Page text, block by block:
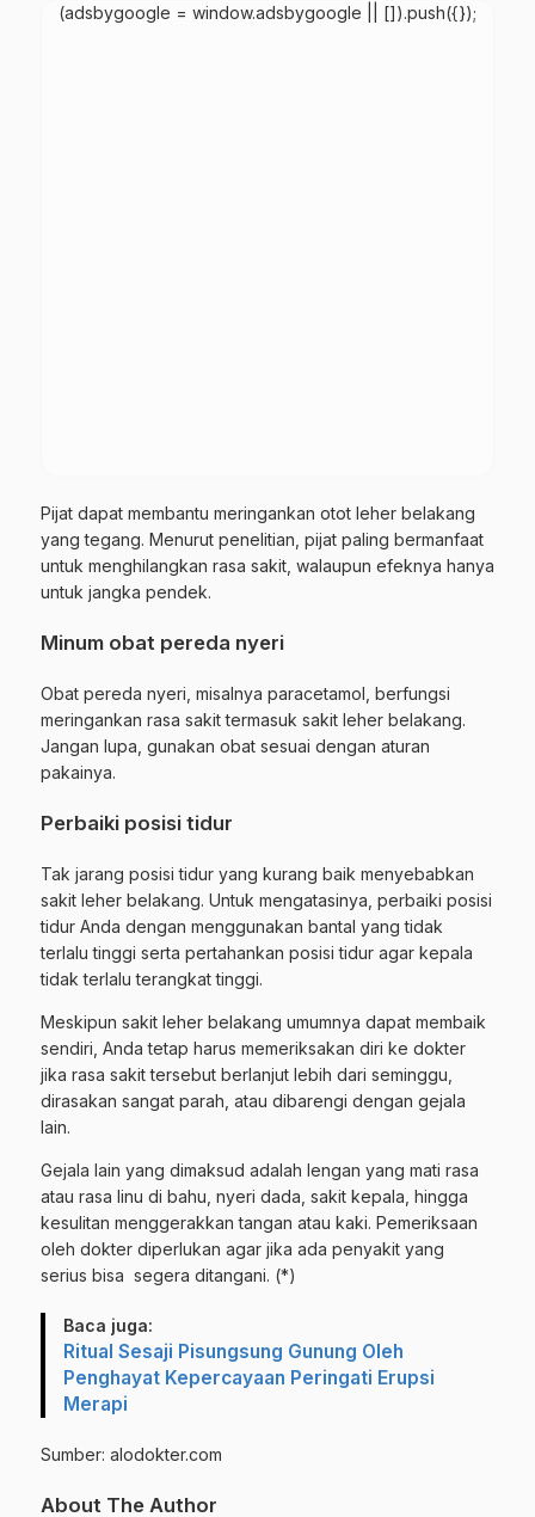
(adsbygoogle = window.adsbygoogle || []).push({});
Pijat dapat membantu meringankan otot leher belakang
yang tegang. Menurut penelitian, pijat paling bermanfaat
untuk menghilangkan rasa sakit, walaupun efeknya hanya
untuk jangka pendek.
Minum obat pereda nyeri
Obat pereda nyeri, misalnya paracetamol, berfungsi
meringankan rasa sakit termasuk sakit leher belakang.
Jangan lupa, gunakan obat sesuai dengan aturan
pakainya.
Perbaiki posisi tidur
Tak jarang posisi tidur yang kurang baik menyebabkan
sakit leher belakang. Untuk mengatasinya, perbaiki posisi
tidur Anda dengan menggunakan bantal yang tidak
terlalu tinggi serta pertahankan posisi tidur agar kepala
tidak terlalu terangkat tinggi.
Meskipun sakit leher belakang umumnya dapat membaik
sendiri, Anda tetap harus memeriksakan diri ke dokter
jika rasa sakit tersebut berlanjut lebih dari seminggu,
dirasakan sangat parah, atau dibarengi dengan gejala
lain.
Gejala lain yang dimaksud adalah lengan yang mati rasa
atau rasa linu di bahu, nyeri dada, sakit kepala, hingga
kesulitan menggerakkan tangan atau kaki. Pemeriksaan
oleh dokter diperlukan agar jika ada penyakit yang
serius bisa segera ditangani. (*)
Baca juga:
Ritual Sesaji Pisungsung Gunung Oleh
Penghayat Kepercayaan Peringati Erupsi
Merapi
Sumber: alodokter.com
About The Author